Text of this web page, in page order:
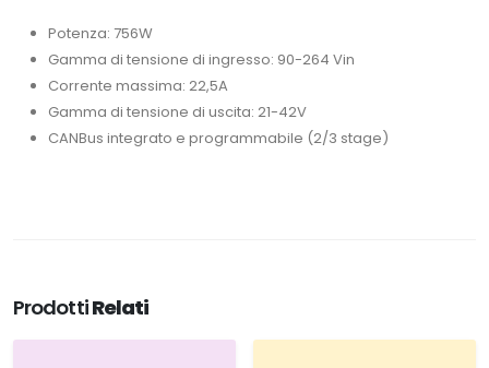
Potenza: 756W
Gamma di tensione di ingresso: 90-264 Vin
Corrente massima: 22,5A
Gamma di tensione di uscita: 21-42V
CANBus integrato e programmabile (2/3 stage)
ProdottiRelati